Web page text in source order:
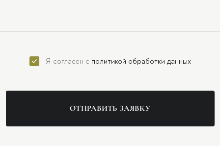
Я согласен с политикой обработки данных
ОТПРАВИТЬ ЗАЯВКУ